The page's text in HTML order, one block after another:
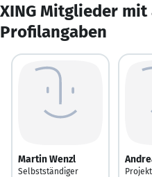
XING Mitglieder
Profilangaben
Martin Wenzl
Selbstständiger